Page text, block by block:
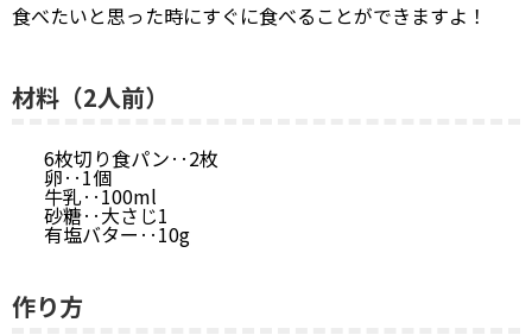
食べたいと思った時にすぐに食べることができますよ！
材料（2人前）
6枚切り食パン‥2枚
卵‥1個
牛乳‥100ml
砂糖‥大さじ1
有塩バター‥10g
作り方